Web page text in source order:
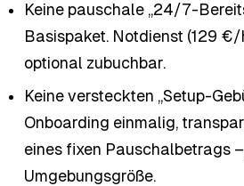
Keine pauschale „24/7-
Basispaket. Notdienst (129 €/
optional zubuchbar.
Keine versteckten „Setup-
Onboarding einmalig,
eines fixen Pauschalbetrags
Umgebungsgröße.